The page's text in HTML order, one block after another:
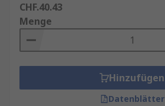
CHF.40.43
Menge
Hinzufügen
Datenblätter